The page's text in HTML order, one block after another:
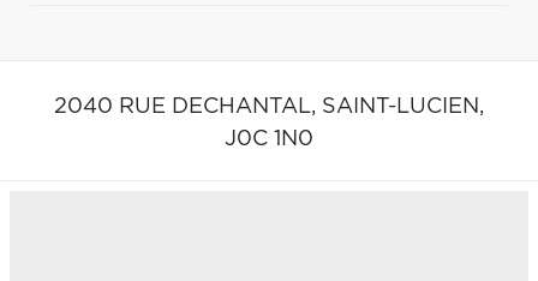
2040 RUE DECHANTAL, SAINT-LUCIEN,
J0C 1N0